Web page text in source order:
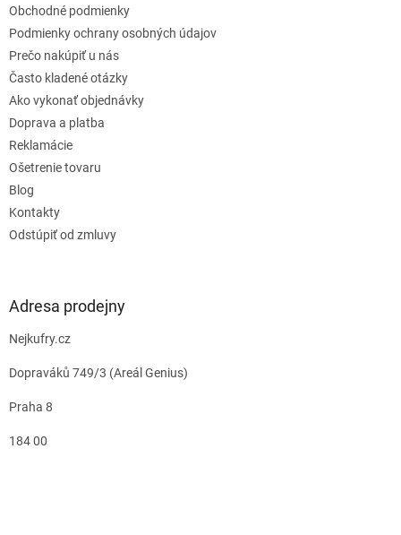
Obchodné podmienky
Podmienky ochrany osobných údajov
Prečo nakúpiť u nás
Často kladené otázky
Ako vykonať objednávky
Doprava a platba
Reklamácie
Ošetrenie tovaru
Blog
Kontakty
Odstúpiť od zmluvy
Adresa prodejny
Nejkufry.cz
Dopraváků 749/3 (Areál Genius)
Praha 8
184 00